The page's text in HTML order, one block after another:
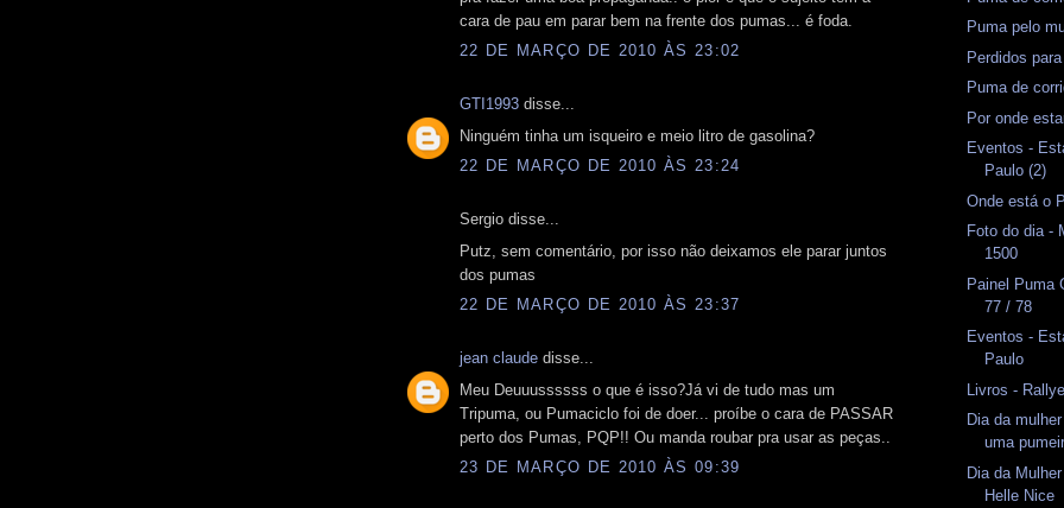
cara de pau em parar bem na frente dos pumas... é foda.
22 DE MARÇO DE 2010 ÀS 23:02
GTI1993 disse...
Ninguém tinha um isqueiro e meio litro de gasolina?
22 DE MARÇO DE 2010 ÀS 23:24
Sergio disse...
Putz, sem comentário, por isso não deixamos ele parar juntos
dos pumas
22 DE MARÇO DE 2010 ÀS 23:37
jean claude disse...
Meu Deuuussssss o que é isso?Já vi de tudo mas um
Tripuma, ou Pumaciclo foi de doer... proíbe o cara de PASSAR
perto dos Pumas, PQP!! Ou manda roubar pra usar as peças..
23 DE MARÇO DE 2010 ÀS 09:39
Puma pelo
Perdidos
Puma de
Por onde
Eventos -
Paulo (2)
Onde está o
Foto do dia -
1500
Painel Puma
77 / 78
Eventos -
Paulo
Livros -
Dia da
uma
Dia da
Helle Nice